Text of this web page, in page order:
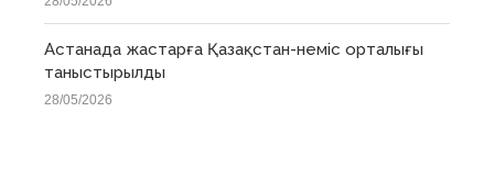
Астанада жастарға Қазақстан-неміс орталығы
таныстырылды
28/05/2026